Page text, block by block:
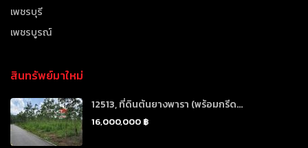
เพชรบุรี
เพชรบูรณ์
สินทรัพย์มาใหม่
12513, ที่ดินต้นยางพารา (พร้อมกรีด...
16,000,000 ฿